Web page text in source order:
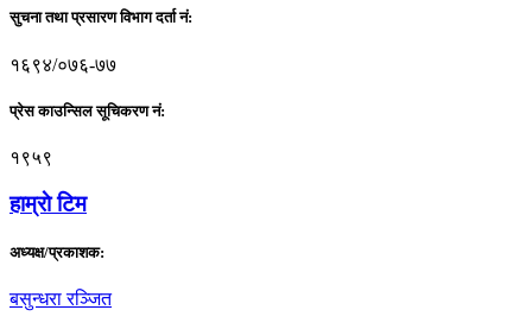
सुचना तथा प्रसारण विभाग दर्ता नं:
१६९४/०७६-७७
प्रेस काउन्सिल सूचिकरण नं:
१९५९
हाम्राे टिम
अध्यक्ष/प्रकाशक:
बसुन्धरा रञ्जित